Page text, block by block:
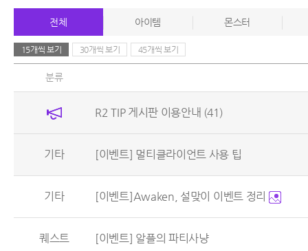
전체 아이템 몬스터
15개씩 보기 30개씩 보기 45개씩 보기
분류
R2 TIP 게시판 이용안내 (41)
기타 [이벤트] 멀티클라이언트 사용 팁
기타 [이벤트]Awaken, 설맞이 이벤트 정리
퀘스트 [이벤트] 알플의 파티사냥